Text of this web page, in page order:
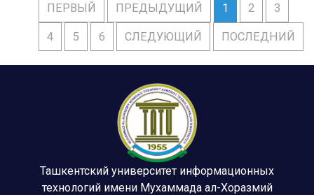
ПЕРВЫЙ ПРЕДЫДУЩИЙ 1 2 3
4 5 6 СЛЕДУЮЩИЙ ПОСЛЕДНИЙ
Ташкентский университет информационных
технологий имени Мухаммада ал-Хоразмий